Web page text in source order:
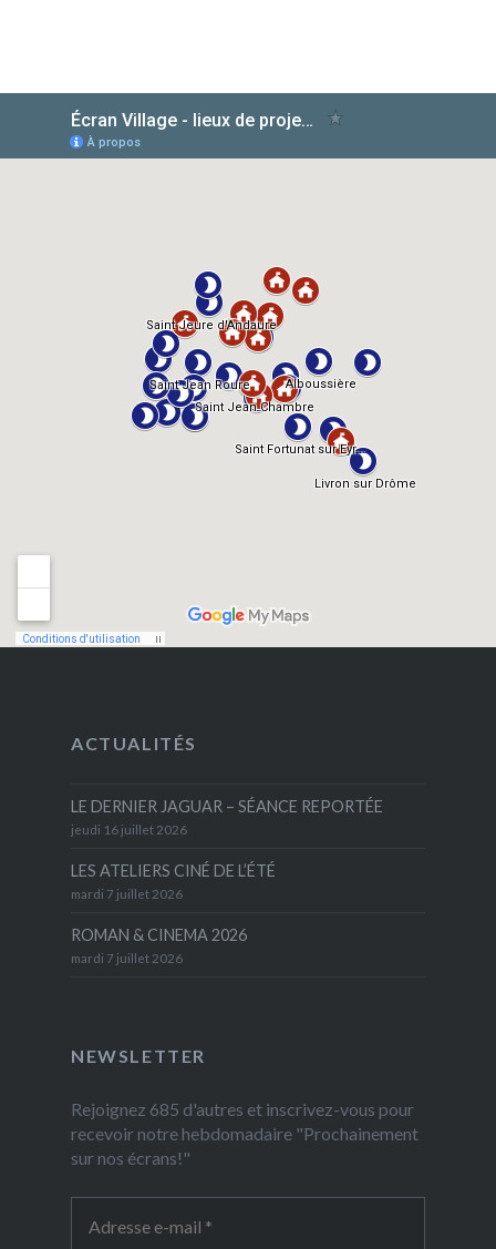
ACTUALITÉS
LE DERNIER JAGUAR – SÉANCE REPORTÉE
jeudi 16 juillet 2026
LES ATELIERS CINÉ DE L’ÉTÉ
mardi 7 juillet 2026
ROMAN & CINEMA 2026
mardi 7 juillet 2026
NEWSLETTER
Rejoignez 685 d'autres et inscrivez-vous pour
recevoir notre hebdomadaire "Prochainement
sur nos écrans!"